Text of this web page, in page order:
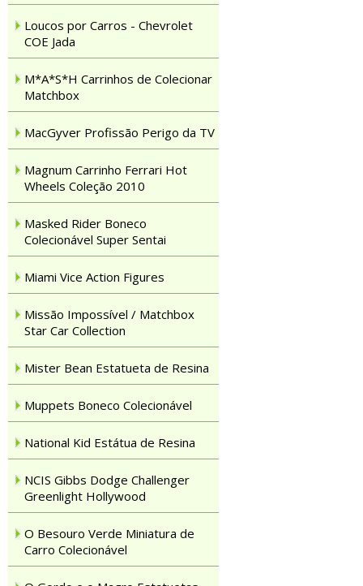
Loucos por Carros - Chevrolet
COE Jada
M*A*S*H Carrinhos de Colecionar
Matchbox
MacGyver Profissão Perigo da TV
Magnum Carrinho Ferrari Hot
Wheels Coleção 2010
Masked Rider Boneco
Colecionável Super Sentai
Miami Vice Action Figures
Missão Impossível / Matchbox
Star Car Collection
Mister Bean Estatueta de Resina
Muppets Boneco Colecionável
National Kid Estátua de Resina
NCIS Gibbs Dodge Challenger
Greenlight Hollywood
O Besouro Verde Miniatura de
Carro Colecionável